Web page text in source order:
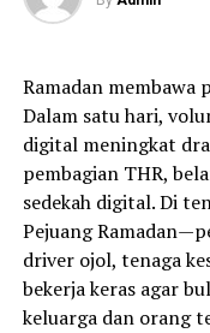
untuk pelanggan
tumbuh dengan
aplikasi kasir digital.
RELATED TOPICS:
UP NEXT
XLSMART Bangun
Program EcoFusion
DON'T MISS
Ramadan membawa
Dalam satu hari,
digital meningkat
pembagian THR,
sedekah digital. Di
Pejuang
driver ojol, tenaga
bekerja keras agar
keluarga dan orang